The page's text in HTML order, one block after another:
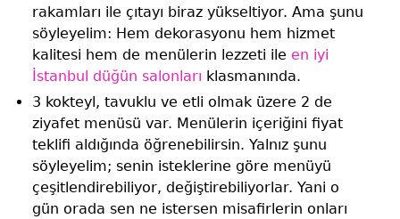
rakamları ile çıtayı biraz yükseltiyor. Ama şunu
söyleyelim: Hem dekorasyonu hem hizmet
kalitesi hem de menülerin lezzeti ile en iyi
İstanbul düğün salonları klasmanında.
3 kokteyl, tavuklu ve etli olmak üzere 2 de
ziyafet menüsü var. Menülerin içeriğini fiyat
teklifi aldığında öğrenebilirsin. Yalnız şunu
söyleyelim; senin isteklerine göre menüyü
çeşitlendirebiliyor, değiştirebiliyorlar. Yani o
gün orada sen ne istersen misafirlerin onları